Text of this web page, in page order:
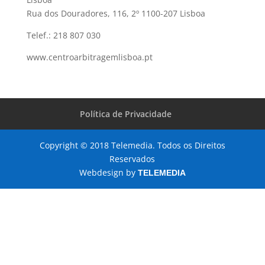
Rua dos Douradores, 116, 2º 1100-207 Lisboa
Telef.: 218 807 030
www.centroarbitragemlisboa.pt
Política de Privacidade
Copyright © 2018 Telemedia. Todos os Direitos
Reservados
Webdesign by TELEMEDIA